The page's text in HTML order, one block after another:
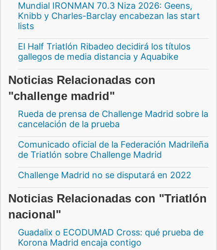
Mundial IRONMAN 70.3 Niza 2026: Geens,
Knibb y Charles-Barclay encabezan las start
lists
El Half Triatlón Ribadeo decidirá los títulos
gallegos de media distancia y Aquabike
Noticias Relacionadas con
"challenge madrid"
Rueda de prensa de Challenge Madrid sobre la
cancelación de la prueba
Comunicado oficial de la Federación Madrileña
de Triatlón sobre Challenge Madrid
Challenge Madrid no se disputará en 2022
Noticias Relacionadas con "Triatlón
nacional"
Guadalix o ECODUMAD Cross: qué prueba de
Korona Madrid encaja contigo